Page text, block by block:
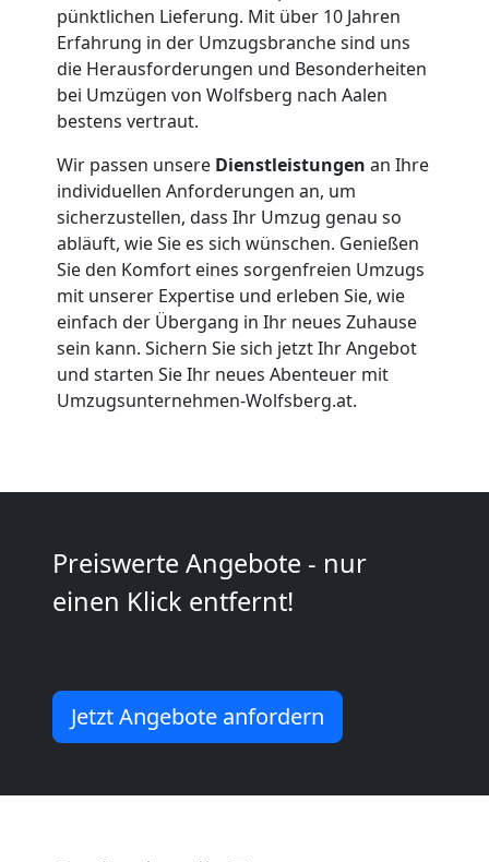
pünktlichen Lieferung. Mit über 10 Jahren
Erfahrung in der Umzugsbranche sind uns
die Herausforderungen und Besonderheiten
bei Umzügen von Wolfsberg nach Aalen
bestens vertraut.
Wir passen unsere Dienstleistungen an Ihre
individuellen Anforderungen an, um
sicherzustellen, dass Ihr Umzug genau so
abläuft, wie Sie es sich wünschen. Genießen
Sie den Komfort eines sorgenfreien Umzugs
mit unserer Expertise und erleben Sie, wie
einfach der Übergang in Ihr neues Zuhause
sein kann. Sichern Sie sich jetzt Ihr Angebot
und starten Sie Ihr neues Abenteuer mit
Umzugsunternehmen-Wolfsberg.at.
Preiswerte Angebote - nur
einen Klick entfernt!
Jetzt Angebote anfordern
Wolfsberg
Büroumzug
Wolfsberg
Expressumzug
Wolfsberg
Tragehilfe
Kleiner
Umzug
Küchenumzug
Wolfsberg